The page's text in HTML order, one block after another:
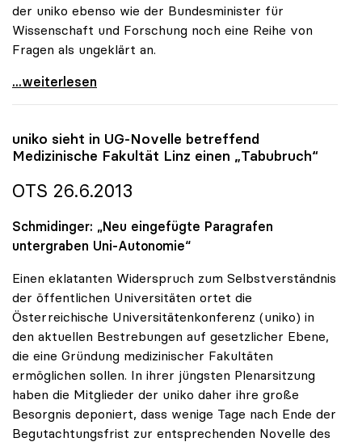
der uniko ebenso wie der Bundesminister für
Wissenschaft und Forschung noch eine Reihe von
Fragen als ungeklärt an.
Med-Fakultät Linz: Für uniko sind noch offene
...weiterlesen
uniko sieht in UG-Novelle betreffend
Medizinische Fakultät Linz einen „Tabubruch“
OTS 26.6.2013
Schmidinger: „Neu eingefügte Paragrafen
untergraben Uni-Autonomie“
Einen eklatanten Widerspruch zum Selbstverständnis
der öffentlichen Universitäten ortet die
Österreichische Universitätenkonferenz (uniko) in
den aktuellen Bestrebungen auf gesetzlicher Ebene,
die eine Gründung medizinischer Fakultäten
ermöglichen sollen. In ihrer jüngsten Plenarsitzung
haben die Mitglieder der uniko daher ihre große
Besorgnis deponiert, dass wenige Tage nach Ende der
Begutachtungsfrist zur entsprechenden Novelle des